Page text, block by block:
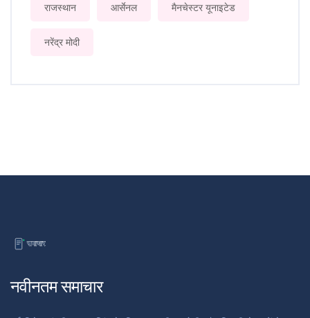
राजस्थान आर्सेनल मैनचेस्टर यूनाइटेड
नरेंद्र मोदी
नवीनतम समाचार